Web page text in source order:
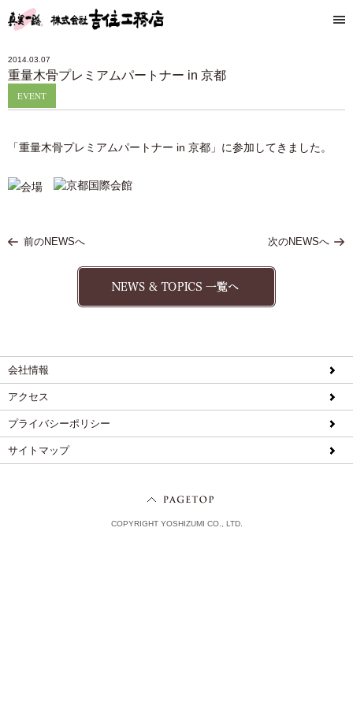
2014.03.07
重量木骨プレミアムパートナー in 京都
EVENT
「重量木骨プレミアムパートナー in 京都」に参加してきました。
前のNEWSへ 次のNEWSへ
会社情報
アクセス
プライバシーポリシー
サイトマップ
COPYRIGHT YOSHIZUMI CO., LTD.